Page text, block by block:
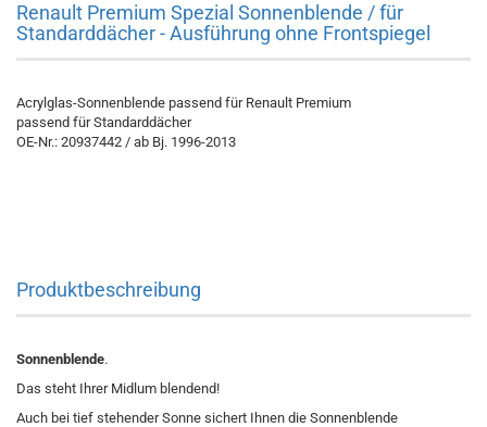
Renault Premium Spezial Sonnenblende / für
Standarddächer - Ausführung ohne Frontspiegel
Acrylglas-Sonnenblende passend für Renault Premium
passend für Standarddächer
OE-Nr.: 20937442 / ab Bj. 1996-2013
Produktbeschreibung
Sonnenblende.
Das steht Ihrer Midlum blendend!
Auch bei tief stehender Sonne sichert Ihnen die Sonnenblende